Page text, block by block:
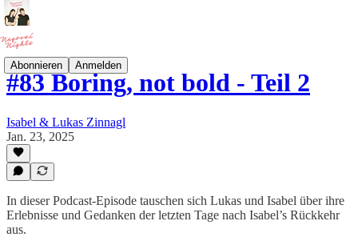
Abonnieren Anmelden
#83 Boring, not bold - Teil 2
Isabel & Lukas Zinnagl
Jan. 23, 2025
In dieser Podcast-Episode tauschen sich Lukas und Isabel über ihre
Erlebnisse und Gedanken der letzten Tage nach Isabel’s Rückkehr
aus.